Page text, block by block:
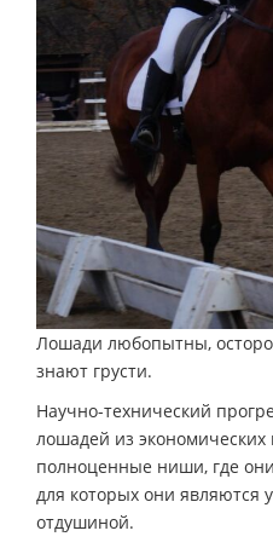
Лошади любопытны,
знают грусти.
Научно-технический
лошадей из экономических
полноценные ниши, где
для которых они являются
отдушиной.